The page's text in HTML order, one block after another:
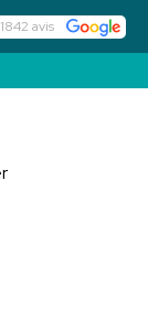
1842 avis